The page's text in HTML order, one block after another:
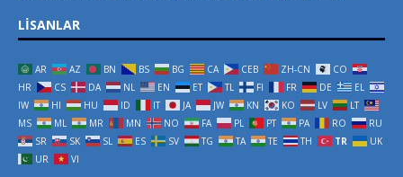
LISANLAR
AR AZ BN BS BG CA CEB ZH-CN
CO
HR
CS DA NL EN ET TL FI FR DE
EL
IW
HI HU ID IT JA JW KN KO LV
LT
MS
ML MR MN NO FA PL PT PA RO
RU
SR
SK SL ES SV TG TA TE TH TR
UK
UR
VI